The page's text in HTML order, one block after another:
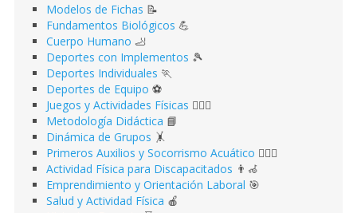
Modelos de Fichas 📝
Fundamentos Biológicos 💪
Cuerpo Humano 🦶
Deportes con Implementos 🎾
Deportes Individuales 🏃
Deportes de Equipo ⚽️
Juegos y Actividades Físicas 🤹🏻‍♂️
Metodología Didáctica 📘
Dinámica de Grupos 🤸
Primeros Auxilios y Socorrismo Acuático 🏊🏻‍♂️
Actividad Física para Discapacitados 👨‍🦽
Emprendimiento y Orientación Laboral 🎯
Salud y Actividad Física 🍎